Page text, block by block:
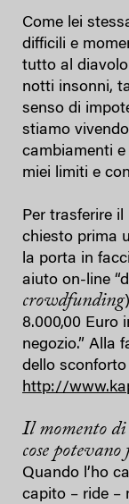
Come lei
difficili e
tutto al
notti insonni,
senso di
stiamo
cambiamenti
miei limiti e
Per trasferire
chiesto prima
la porta in
aiuto on-line
crowdfunding
8.000,00 Euro
negozio.” Alla
dello
http://
Il momento di
cose
Quando l’ho
capito – ride –